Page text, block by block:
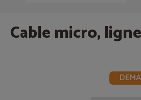
Cable micro, ligne